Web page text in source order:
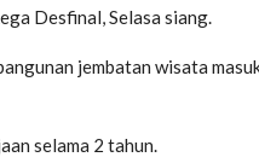
Desfinal, Selasa siang.
jembatan wisata
selama 2 tahun.